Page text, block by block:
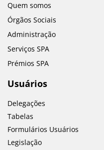
Quem somos
Órgãos Sociais
Administração
Serviços SPA
Prémios SPA
Usuários
Delegações
Tabelas
Formulários Usuários
Legislação